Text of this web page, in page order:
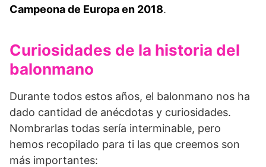
Campeona de Europa en 2018.
Curiosidades de la historia del
balonmano
Durante todos estos años, el balonmano nos ha
dado cantidad de anécdotas y curiosidades.
Nombrarlas todas sería interminable, pero
hemos recopilado para ti las que creemos son
más importantes: